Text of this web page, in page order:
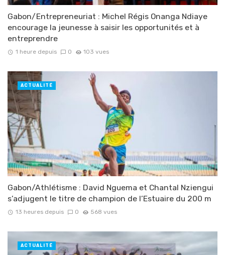
Gabon/Entrepreneuriat : Michel Régis Onanga Ndiaye
encourage la jeunesse à saisir les opportunités et à
entreprendre
1 heure depuis 0 103 vues
Gabon/Athlétisme : David Nguema et Chantal Nziengui
s’adjugent le titre de champion de l’Estuaire du 200 m
13 heures depuis 0 568 vues
ACTUALITÉ
ACTUALITÉ